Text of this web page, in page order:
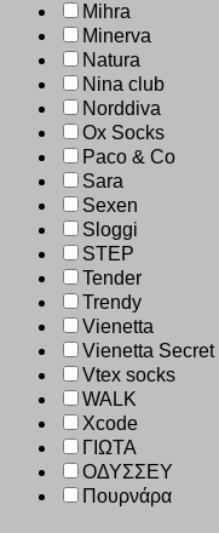
Mihra
Minerva
Natura
Nina club
Norddiva
Ox Socks
Paco & Co
Sara
Sexen
Sloggi
STEP
Tender
Trendy
Vienetta
Vienetta Secret
Vtex socks
WALK
Xcode
ΓΙΩΤΑ
ΟΔΥΣΣΕΥ
Πουρνάρα